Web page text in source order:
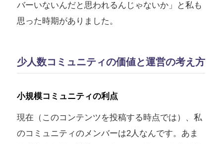
バーいないんだと思われるんじゃないか」と私も
思った時期がありました。
少人数コミュニティの価値と運営の考え方
小規模コミュニティの利点
現在（このコンテンツを投稿する時点では）、私
のコミュニティのメンバーは2人なんです。あま